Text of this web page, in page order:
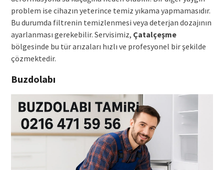
problem ise cihazın yeterince temiz yıkama yapmamasıdır.
Bu durumda filtrenin temizlenmesi veya deterjan dozajının
ayarlanması gerekebilir. Servisimiz, Çatalçeşme
bölgesinde bu tür arızaları hızlı ve profesyonel bir şekilde
çözmektedir.
Buzdolabı